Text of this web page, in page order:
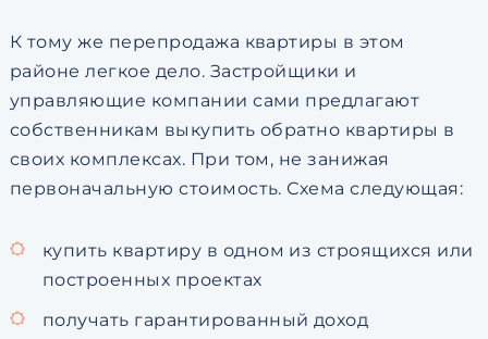
К тому же перепродажа квартиры в этом
районе легкое дело. Застройщики и
управляющие компании сами предлагают
собственникам выкупить обратно квартиры в
своих комплексах. При том, не занижая
первоначальную стоимость. Схема следующая:
купить квартиру в одном из строящихся или
построенных проектах
получать гарантированный доход